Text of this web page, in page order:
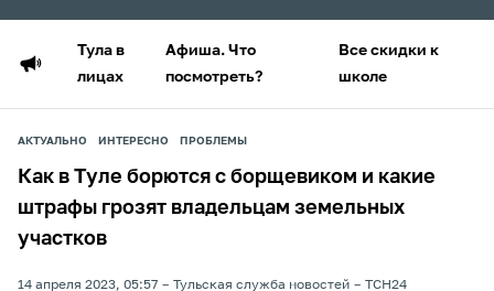
Тула в
лицах
Афиша. Что
посмотреть?
Все скидки к
школе
АКТУАЛЬНО ИНТЕРЕСНО ПРОБЛЕМЫ
Как в Туле борются с борщевиком и какие
штрафы грозят владельцам земельных
участков
14 апреля 2023, 05:57 Тульская служба новостей ТСН24